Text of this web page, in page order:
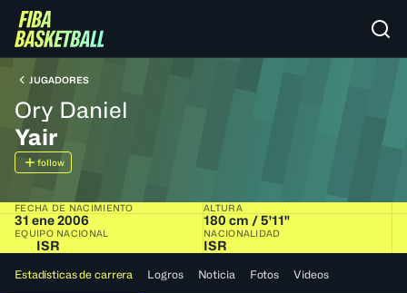
JUGADORES
Ory Daniel
Yair
follow
FECHA DE NACIMIENTO
31 ene 2006
ALTURA
180 cm / 5'11"
EQUIPO NACIONAL
ISR
NACIONALIDAD
ISR
Estadísticas de carrera Logros Noticia Fotos Videos